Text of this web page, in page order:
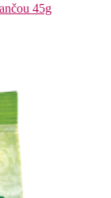
45g